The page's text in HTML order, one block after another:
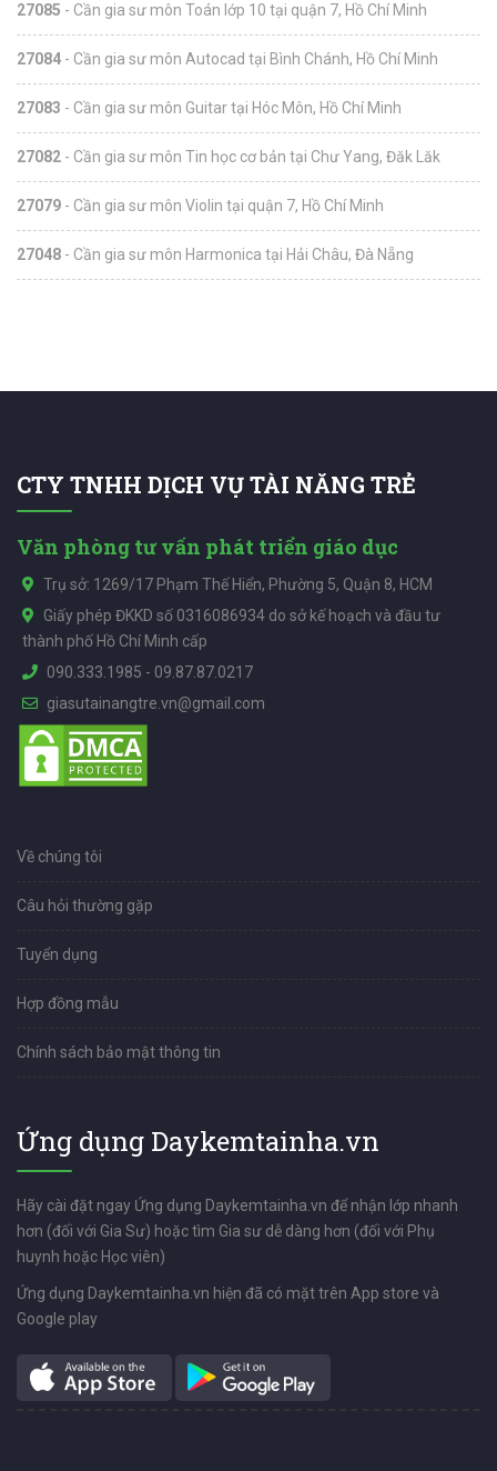
27085 - Cần gia sư môn Toán lớp 10 tại quận 7, Hồ Chí Minh
27084 - Cần gia sư môn Autocad tại Bình Chánh, Hồ Chí Minh
27083 - Cần gia sư môn Guitar tại Hóc Môn, Hồ Chí Minh
27082 - Cần gia sư môn Tin học cơ bản tại Chư Yang, Đăk Lăk
27079 - Cần gia sư môn Violin tại quận 7, Hồ Chí Minh
27048 - Cần gia sư môn Harmonica tại Hải Châu, Đà Nẵng
CTY TNHH DỊCH VỤ TÀI NĂNG TRẺ
Văn phòng tư vấn phát triển giáo dục
Trụ sở: 1269/17 Phạm Thế Hiển, Phường 5, Quận 8, HCM
Giấy phép ĐKKD số 0316086934 do sở kế hoạch và đầu tư
thành phố Hồ Chí Minh cấp
090.333.1985 - 09.87.87.0217
giasutainangtre.vn@gmail.com
Về chúng tôi
Câu hỏi thường gặp
Tuyển dụng
Hợp đồng mẫu
Chính sách bảo mật thông tin
Ứng dụng Daykemtainha.vn
Hãy cài đặt ngay Ứng dụng Daykemtainha.vn để nhận lớp nhanh
hơn (đối với Gia Sư) hoặc tìm Gia sư dễ dàng hơn (đối với Phụ
huynh hoặc Học viên)
Ứng dụng Daykemtainha.vn hiện đã có mặt trên App store và
Google play